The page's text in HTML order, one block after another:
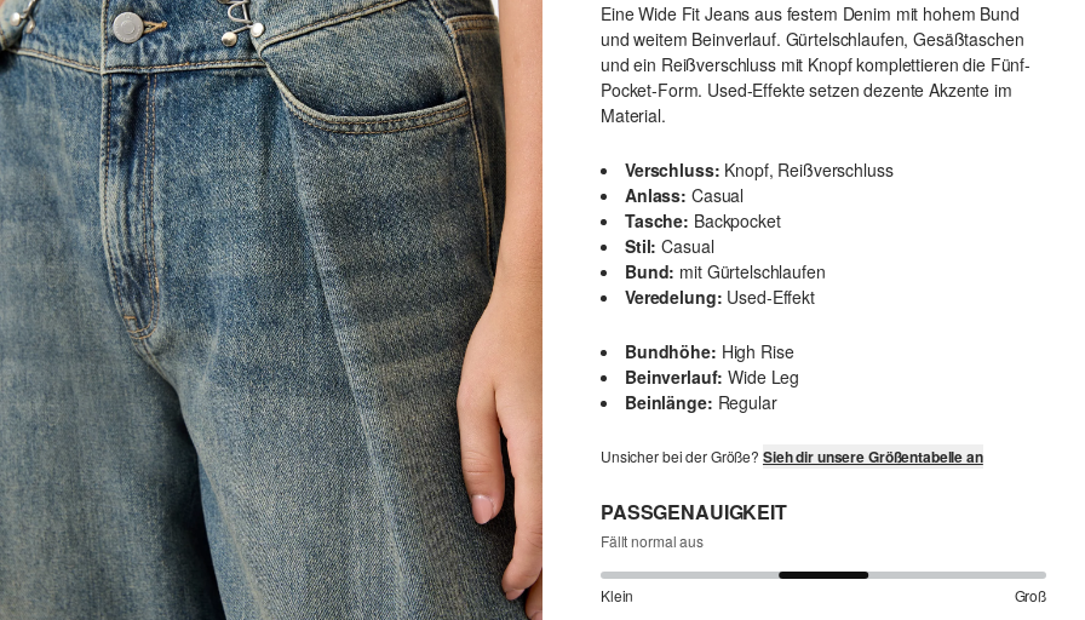
Eine Wide Fit Jeans aus festem Denim mit hohem Bund
und weitem Beinverlauf. Gürtelschlaufen, Gesäßtaschen
und ein Reißverschluss mit Knopf komplettieren die Fünf-
Pocket-Form. Used-Effekte setzen dezente Akzente im
Material.
Verschluss: Knopf, Reißverschluss
Anlass: Casual
Tasche: Backpocket
Stil: Casual
Bund: mit Gürtelschlaufen
Veredelung: Used-Effekt
Bundhöhe: High Rise
Beinverlauf: Wide Leg
Beinlänge: Regular
Unsicher bei der Größe? Sieh dir unsere Größentabelle an
PASSGENAUIGKEIT
Fällt normal aus
Klein Groß